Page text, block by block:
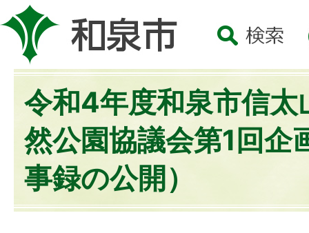
令和4年度和泉市信太
然公園協議会第1回企
事録の公開）